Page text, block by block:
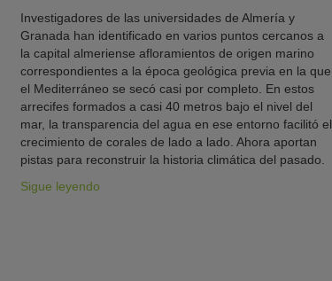
Investigadores de las universidades de Almería y
Granada han identificado en varios puntos cercanos a
la capital almeriense afloramientos de origen marino
correspondientes a la época geológica previa en la que
el Mediterráneo se secó casi por completo. En estos
arrecifes formados a casi 40 metros bajo el nivel del
mar, la transparencia del agua en ese entorno facilitó el
crecimiento de corales de lado a lado. Ahora aportan
pistas para reconstruir la historia climática del pasado.
Sigue leyendo